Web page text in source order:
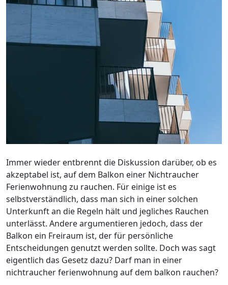
Immer wieder entbrennt die Diskussion darüber, ob es
akzeptabel ist, auf dem Balkon einer Nichtraucher
Ferienwohnung zu rauchen. Für einige ist es
selbstverständlich, dass man sich in einer solchen
Unterkunft an die Regeln hält und jegliches Rauchen
unterlässt. Andere argumentieren jedoch, dass der
Balkon ein Freiraum ist, der für persönliche
Entscheidungen genutzt werden sollte. Doch was sagt
eigentlich das Gesetz dazu? Darf man in einer
nichtraucher ferienwohnung auf dem balkon rauchen?